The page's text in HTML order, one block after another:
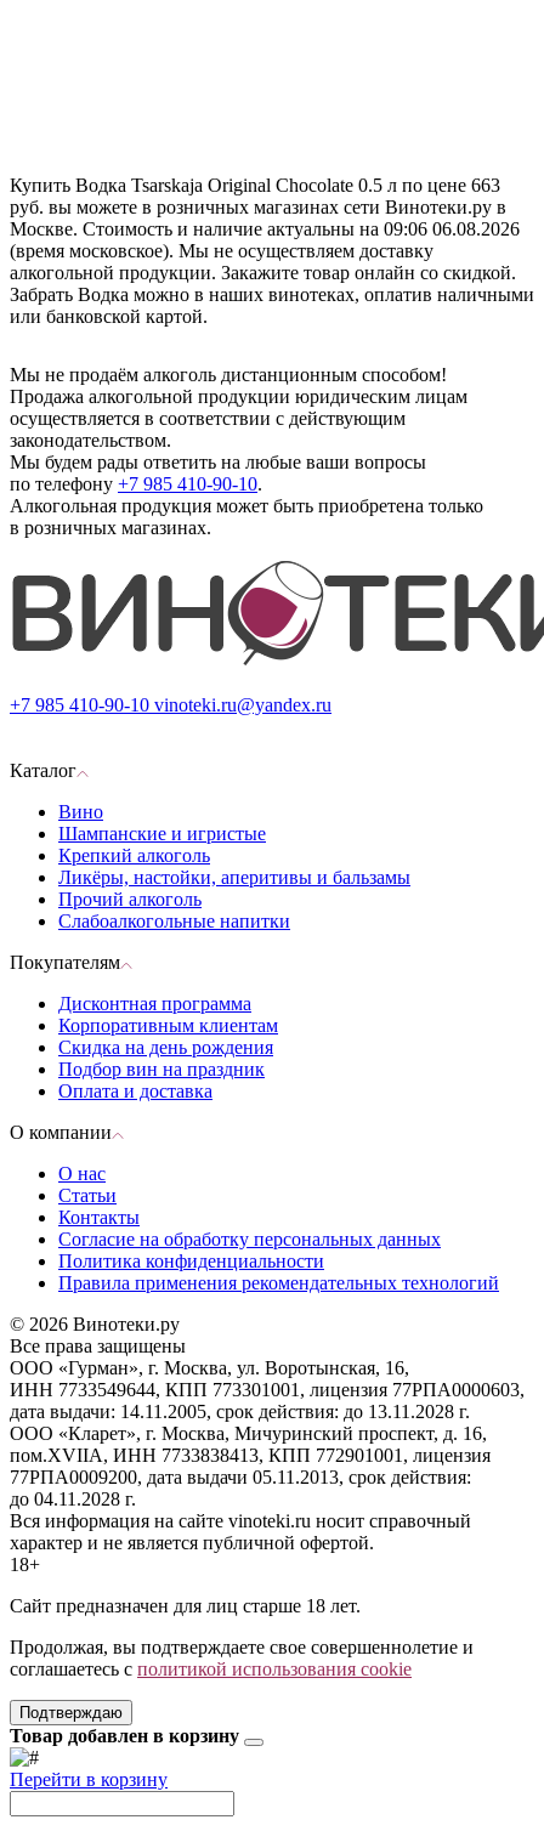
Купить Водка Tsarskaja Original Chocolate 0.5 л по цене 663
руб. вы можете в розничных магазинах сети Винотеки.ру в
Москве. Стоимость и наличие актуальны на 09:06 06.08.2026
(время московское). Мы не осуществляем доставку
алкогольной продукции. Закажите товар онлайн со скидкой.
Забрать Водка можно в наших винотеках, оплатив наличными
или банковской картой.
Мы не продаём алкоголь дистанционным способом!
Продажа алкогольной продукции юридическим лицам
осуществляется в соответствии с действующим
законодательством.
Мы будем рады ответить на любые ваши вопросы
по телефону +7 985 410-90-10.
Алкогольная продукция может быть приобретена только
в розничных магазинах.
+7 985 410-90-10 vinoteki.ru@yandex.ru
Каталог
Вино
Шампанские и игристые
Крепкий алкоголь
Ликёры, настойки, аперитивы и бальзамы
Прочий алкоголь
Слабоалкогольные напитки
Покупателям
Дисконтная программа
Корпоративным клиентам
Скидка на день рождения
Подбор вин на праздник
Оплата и доставка
О компании
О нас
Статьи
Контакты
Согласие на обработку персональных данных
Политика конфиденциальности
Правила применения рекомендательных технологий
© 2026 Винотеки.ру
Все права защищены
ООО «Гурман», г. Москва, ул. Воротынская, 16,
ИНН 7733549644, КПП 773301001, лицензия 77РПА0000603,
дата выдачи: 14.11.2005, срок действия: до 13.11.2028 г.
ООО «Кларет», г. Москва, Мичуринский проспект, д. 16,
пом.XVIIA, ИНН 7733838413, КПП 772901001, лицензия
77РПА0009200, дата выдачи 05.11.2013, срок действия:
до 04.11.2028 г.
Вся информация на сайте vinoteki.ru носит справочный
характер и не является публичной офертой.
18+
Сайт предназначен для лиц старше 18 лет.
Продолжая, вы подтверждаете свое совершеннолетие и
соглашаетесь с политикой использования cookie
Подтверждаю
Товар добавлен в корзину
Перейти в корзину